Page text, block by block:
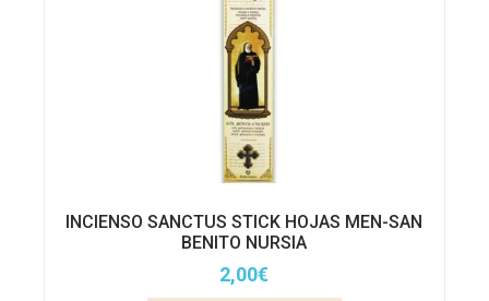
INCIENSO SANCTUS STICK HOJAS MEN-SAN
BENITO NURSIA
2,00€